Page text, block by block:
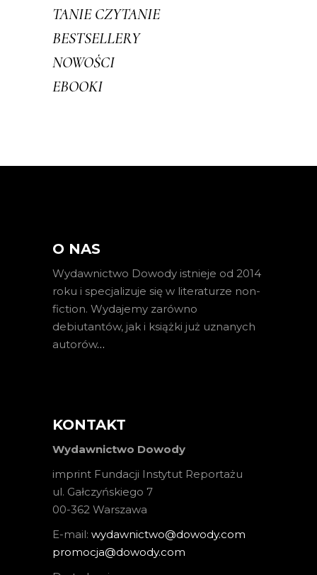
TANIE CZYTANIE
BESTSELLERY
NOWOŚCI
EBOOKI
O NAS
Wydawnictwo Dowody istnieje od 2014
roku i specjalizuje się w literaturze non-
fiction. Wydajemy zarówno
debiutantów, jak i książki już uznanych
autorów…
KONTAKT
Wydawnictwo Dowody
imprint Fundacji Instytut Reportażu
ul. Gałczyńskiego 7
00-362 Warszawa
E-mail: wydawnictwo@dowody.com
promocja@dowody.com